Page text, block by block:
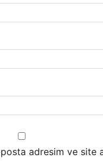
adresim ve site